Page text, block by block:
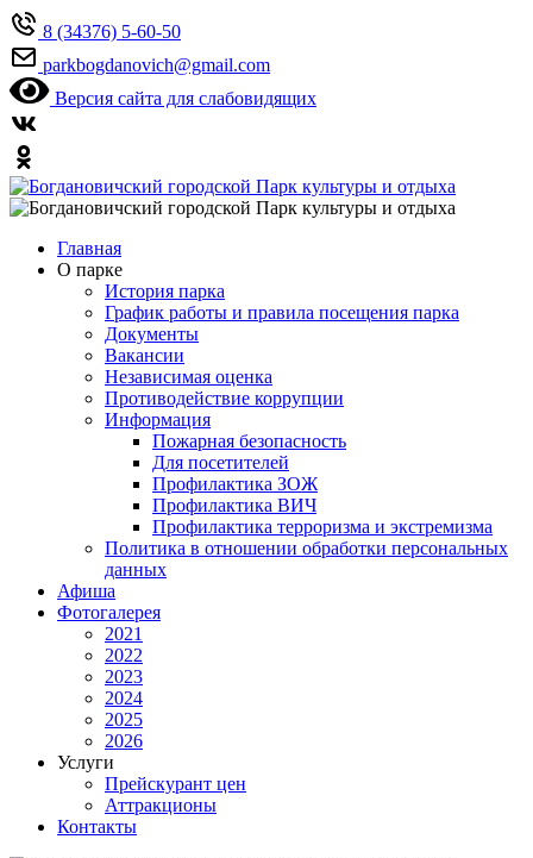
8 (34376) 5-60-50
parkbogdanovich@gmail.com
Версия сайта для слабовидящих
Главная
О парке
История парка
График работы и правила посещения парка
Документы
Вакансии
Независимая оценка
Противодействие коррупции
Информация
Пожарная безопасность
Для посетителей
Профилактика ЗОЖ
Профилактика ВИЧ
Профилактика терроризма и экстремизма
Политика в отношении обработки персональных
данных
Афиша
Фотогалерея
2021
2022
2023
2024
2025
2026
Услуги
Прейскурант цен
Аттракционы
Контакты